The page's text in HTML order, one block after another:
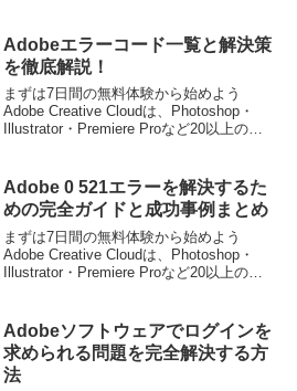
Adobeエラーコード一覧と解決策
を徹底解説！
まずは7日間の無料体験から始めよう
Adobe Creative Cloudは、Photoshop・
Illustrator・Premiere Proなど20以上のア
→※...
Adobe 0 521エラーを解決するた
めの完全ガイドと成功事例まとめ
まずは7日間の無料体験から始めよう
Adobe Creative Cloudは、Photoshop・
Illustrator・Premiere Proなど20以上のア
→※...
Adobeソフトウェアでログインを
求められる問題を完全解決する方
法